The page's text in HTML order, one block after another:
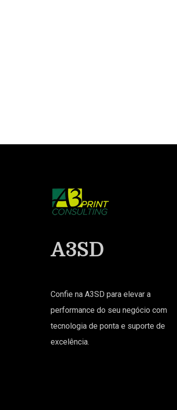
A3SD
Confie na A3SD para elevar a
performance do seu negócio com
tecnologia de ponta e suporte de
excelência.